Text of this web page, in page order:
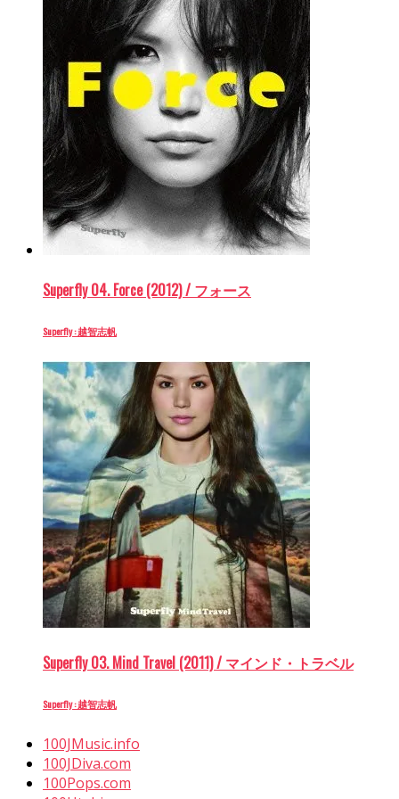
Superfly 04. Force (2012) / フォース
Superfly : 越智志帆
Superfly 03. Mind Travel (2011) / マインド・トラベル
Superfly : 越智志帆
100JMusic.info
100JDiva.com
100Pops.com